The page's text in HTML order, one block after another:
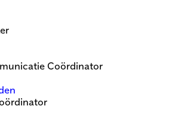
Coördinator